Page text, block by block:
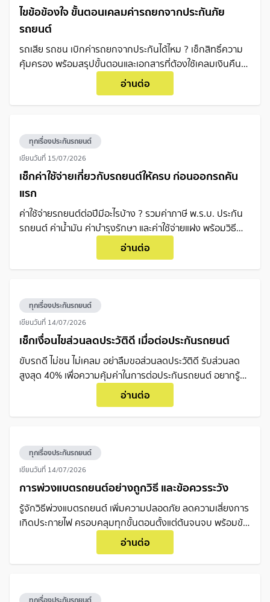
ไขข้อข้องใจ ขั้นตอนเคลมค่ารถยกจากประกันภัย
รถยนต์
รถเสีย รถชน เบิกค่ารถยกจากประกันได้ไหม ? เช็กสิทธิ์ความ
คุ้มครอง พร้อมสรุปขั้นตอนและเอกสารที่ต้องใช้เคลมเงินคืน
อ่านต่อ
ทุกเรื่องประกันรถยนต์
เขียนวันที่ 15/07/2026
เช็กค่าใช้จ่ายเกี่ยวกับรถยนต์ให้ครบ ก่อนออกรถคัน
แรก
ค่าใช้จ่ายรถยนต์ต่อปีมีอะไรบ้าง ? รวมค่าภาษี พ.ร.บ. ประกัน
รถยนต์ ค่าน้ำมัน ค่าบำรุงรักษา และค่าใช้จ่ายแฝง พร้อมวิธี
วางแผนงบก่อนตัดสินใจซื้อรถอ่านต่อ
ทุกเรื่องประกันรถยนต์
เขียนวันที่ 14/07/2026
เช็กเงื่อนไขส่วนลดประวัติดี เมื่อต่อประกันรถยนต์
ขับรถดี ไม่ชน ไม่เคลม อย่าลืมขอส่วนลดประวัติดี รับส่วนลด
สูงสุด 40% เพื่อความคุ้มค่าในการต่อประกันรถยนต์ อยากรู้
อ่านต่อ
ทุกเรื่องประกันรถยนต์
เขียนวันที่ 14/07/2026
การพ่วงแบตรถยนต์อย่างถูกวิธี และข้อควรระวัง
รู้จักวิธีพ่วงแบตรถยนต์ เพิ่มความปลอดภัย ลดความเสี่ยงการ
เกิดประกายไฟ ครอบคลุมทุกขั้นตอนตั้งแต่ต้นจนจบ พร้อมข้อ
อ่านต่อ